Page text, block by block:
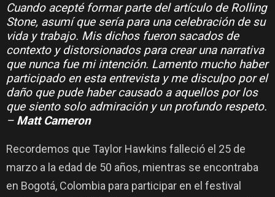
Cuando acepté formar parte del artículo de Rolling
Stone, asumí que sería para una celebración de su
vida y trabajo. Mis dichos fueron sacados de
contexto y distorsionados para crear una narrativa
que nunca fue mi intención. Lamento mucho haber
participado en esta entrevista y me disculpo por el
daño que pude haber causado a aquellos por los
que siento solo admiración y un profundo respeto.
– Matt Cameron
Recordemos que Taylor Hawkins falleció el 25 de
marzo a la edad de 50 años, mientras se encontraba
en Bogotá, Colombia para participar en el festival